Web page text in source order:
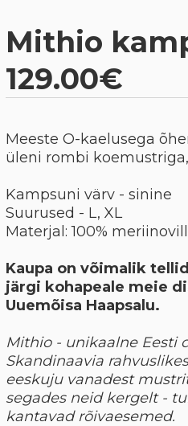
Mithio
129.00€
Meeste O-kaelusega
üleni rombi
Kampsuni värv - sinine
Suurused - L, XL
Materjal: 100%
Kaupa on võimalik
järgi kohapeale meie
Uuemõisa Haapsalu.
Mithio - unikaalne Eesti
Skandinaavia
eeskuju vanadest
segades neid kergelt -
kantavad rõivaesemed.